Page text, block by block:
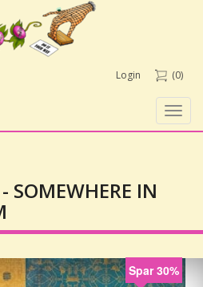
Login (0)
SOMEWHERE IN
Spar 30%